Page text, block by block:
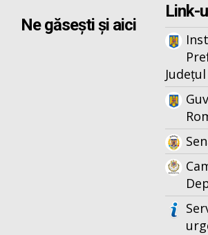
Ne găsești și aici
Link-